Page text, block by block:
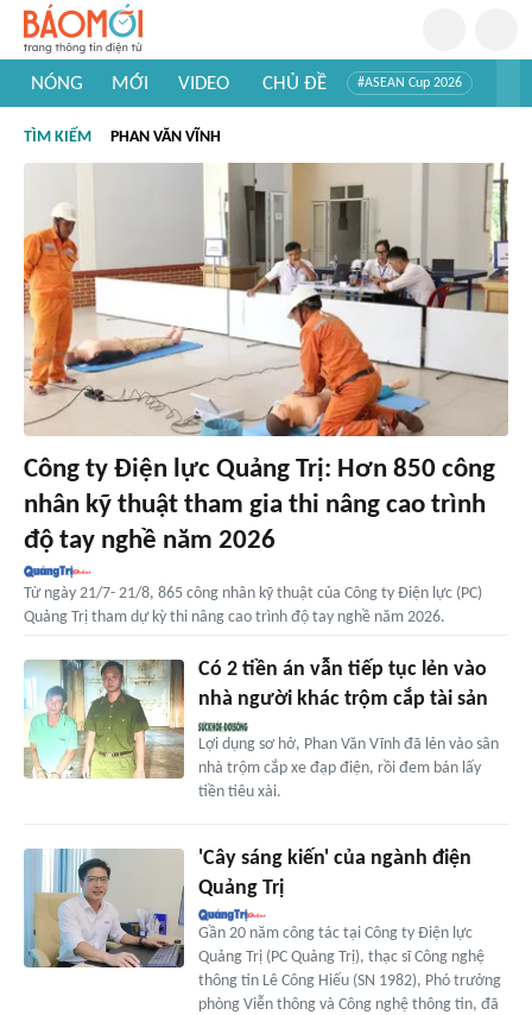
NÓNG MỚI VIDEO CHỦ ĐỀ #ASEAN Cup 2026
#Khám phá thế giới
TÌM KIẾM PHAN VĂN VĨNH
Công ty Điện lực Quảng Trị: Hơn 850 công
nhân kỹ thuật tham gia thi nâng cao trình
độ tay nghề năm 2026
Từ ngày 21/7- 21/8, 865 công nhân kỹ thuật của Công ty Điện lực (PC)
Quảng Trị tham dự kỳ thi nâng cao trình độ tay nghề năm 2026.
Có 2 tiền án vẫn tiếp tục lẻn vào
nhà người khác trộm cắp tài sản
Lợi dụng sơ hở, Phan Văn Vĩnh đã lẻn vào sân
nhà trộm cắp xe đạp điện, rồi đem bán lấy
tiền tiêu xài.
'Cây sáng kiến' của ngành điện
Quảng Trị
Gần 20 năm công tác tại Công ty Điện lực
Quảng Trị (PC Quảng Trị), thạc sĩ Công nghệ
thông tin Lê Công Hiếu (SN 1982), Phó trưởng
phòng Viễn thông và Công nghệ thông tin, đã